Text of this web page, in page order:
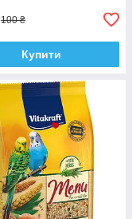
100 ₴
Купити